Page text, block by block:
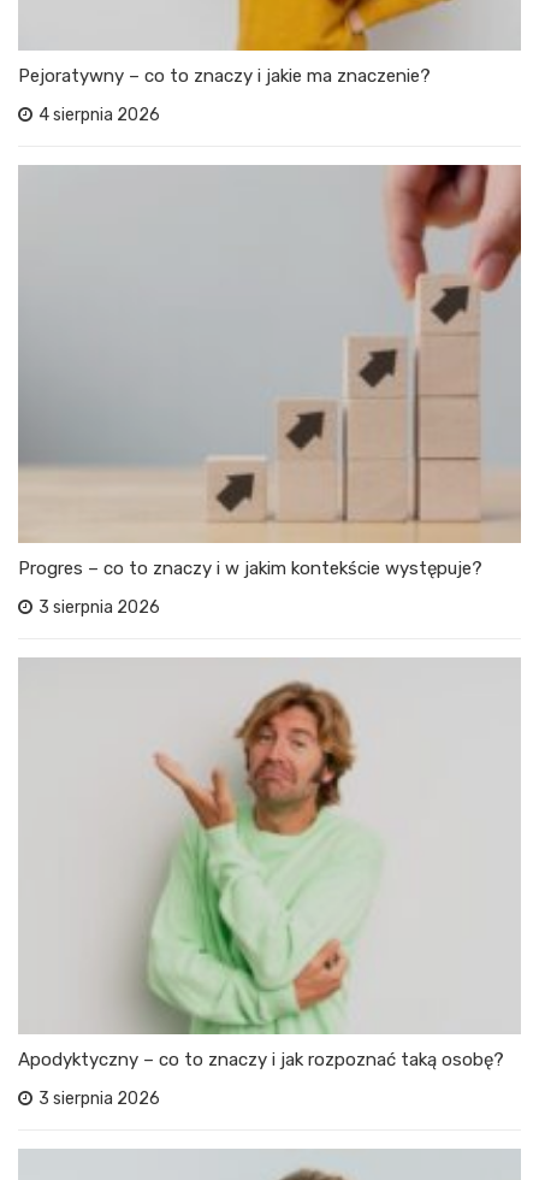
Pejoratywny – co to znaczy i jakie ma znaczenie?
4 sierpnia 2026
Progres – co to znaczy i w jakim kontekście występuje?
3 sierpnia 2026
Apodyktyczny – co to znaczy i jak rozpoznać taką osobę?
3 sierpnia 2026